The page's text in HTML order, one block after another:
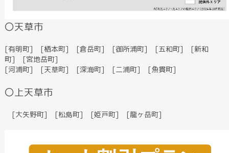
〇天草市
[有明町] [栖本町] [倉岳町] [御所浦町] [五和町] [新和
町] [宮地岳町]
[河浦町] [天草町] [深海町] [二浦町] [魚貫町]
〇上天草市
[大矢野町] [松島町] [姫戸町] [龍ヶ岳町]